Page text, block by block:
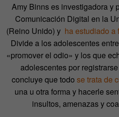
Amy Binns es investigadora y
Comunicación Digital en la
(Reino Unido) y ha estudiado a
Divide a los adolescentes
«promover el odio» y los que
adolescentes por
concluye que todo se trata de
una u otra forma y hacerle
insultos, amenazas y